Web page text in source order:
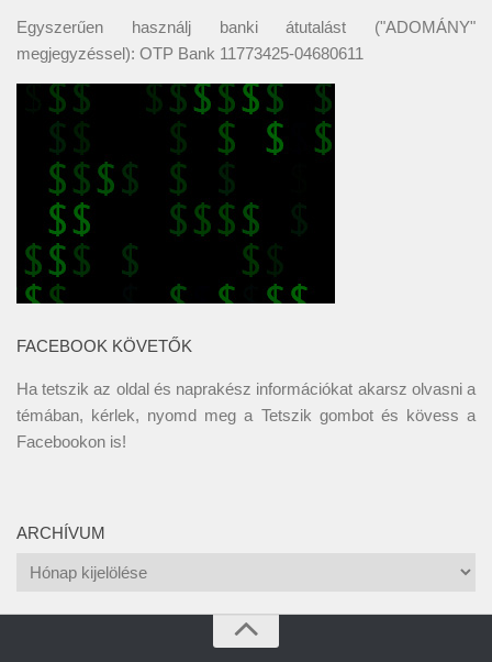
Egyszerűen használj banki átutalást ("ADOMÁNY"
megjegyzéssel): OTP Bank 11773425-04680611
FACEBOOK KÖVETŐK
Ha tetszik az oldal és naprakész információkat akarsz olvasni a
témában, kérlek, nyomd meg a Tetszik gombot és kövess a
Facebookon is!
ARCHÍVUM
Archívum